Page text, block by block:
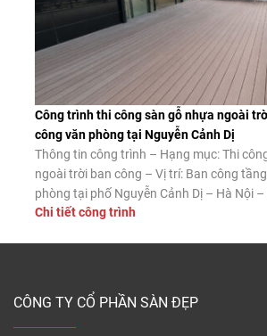
Công trình thi công sàn gỗ nhựa ngoài
công văn phòng tại Nguyễn Cảnh Dị
Thông tin công trình – Hạng mục: Thi
ngoài trời ban công – Vị trí: Ban công
phòng tại phố Nguyễn Cảnh Dị – Hà Nội
Sàn gỗ nhựa ngoài trời Tecwood mã
Chi tiết công trình
CÔNG TY CỔ PHẦN SÀN ĐẸP